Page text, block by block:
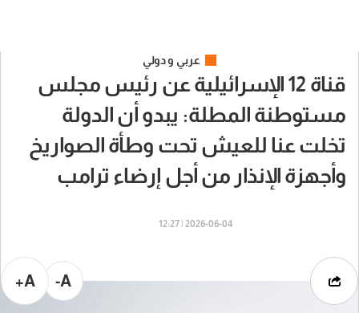
عربي و دولي
قناة 12 الإسرائيلية عن رئيس مجلس
مستوطنة المطلة: يبدو أن الدولة
تخلت عنا للعيش تحت وطأة الصواريخ
وأجهزة الإنذار من أجل إرضاء ترامب
2026-06-04 | 12:27
A-
A+